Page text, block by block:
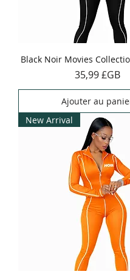
Black Noir Movies
Prix
35,99 £GB
Ajouter au
New Arrival